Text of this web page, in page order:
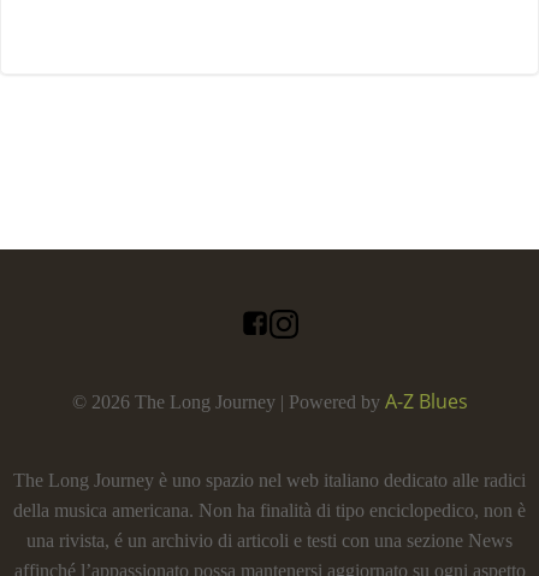
© 2026 The Long Journey | Powered by A-Z Blues
The Long Journey è uno spazio nel web italiano dedicato alle radici
della musica americana. Non ha finalità di tipo enciclopedico, non è
una rivista, é un archivio di articoli e testi con una sezione News
affinché l’appassionato possa mantenersi aggiornato su ogni aspetto